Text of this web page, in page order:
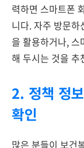
력하면 스마트폰
니다. 자주 방문
을 활용하거나,
해 두시는 것을 추
2. 정책 정
확인
많은 분들이 보건